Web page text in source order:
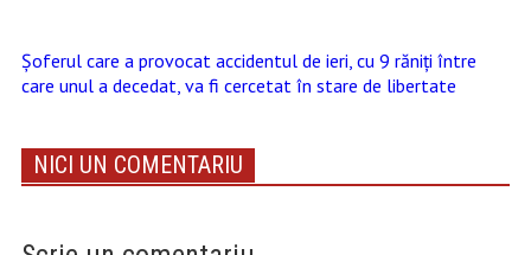
Șoferul care a provocat accidentul de ieri, cu 9 răniți între
care unul a decedat, va fi cercetat în stare de libertate
NICI UN COMENTARIU